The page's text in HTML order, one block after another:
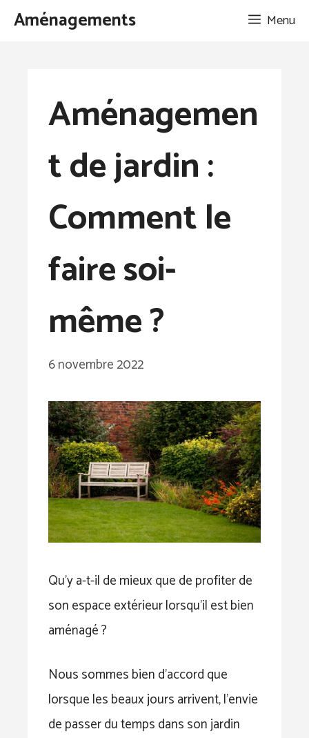
AllerAménagements Menu
Aménagemen
t de jardin :
Comment le
faire soi-
même ?
6 novembre 2022
Qu’y a-t-il de mieux que de profiter de
son espace extérieur lorsqu’il est bien
aménagé ?
Nous sommes bien d’accord que
lorsque les beaux jours arrivent, l’envie
de passer du temps dans son jardin